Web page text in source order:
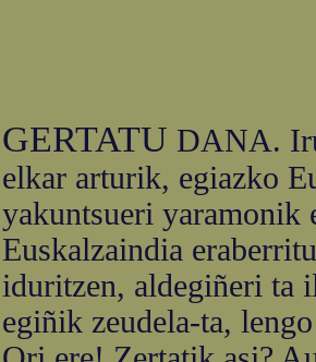
GERTATU DANA.
elkar arturik, egiazko
yakuntsueri yaramonik
Euskalzaindia
iduritzen, aldegiñeri ta
egiñik zeudela-ta,